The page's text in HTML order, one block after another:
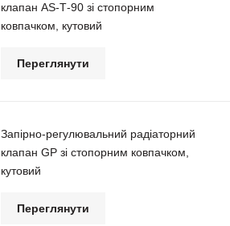
клапан АS-Т-90 зі стопорним
ковпачком, кутовий
Переглянути
Запірно-регулювальний радіаторний
клапан GP зі стопорним ковпачком,
кутовий
Переглянути